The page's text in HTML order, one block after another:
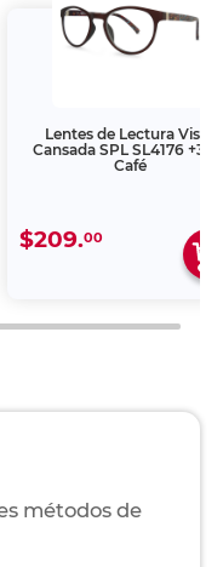
Lentes de Lectura Vista
Cansada SPL SL4176
Café
$209.00
métodos de